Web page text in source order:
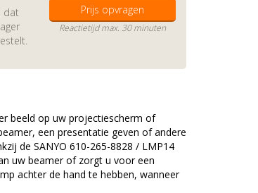
dat
Prijs opvragen
Reactietijd max. 30 minuten
beeld op uw projectiescherm of
een presentatie geven of andere
de SANYO 610-265-8828 / LMP14
uw beamer of zorgt u voor een
achter de hand te hebben, wanneer